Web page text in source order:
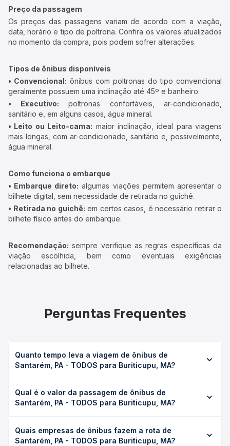
Preço da passagem
Os preços das passagens variam de acordo com a viação,
data, horário e tipo de poltrona. Confira os valores atualizados
no momento da compra, pois podem sofrer alterações.
Tipos de ônibus disponíveis
• Convencional: ônibus com poltronas do tipo convencional
geralmente possuem uma inclinação até 45º e banheiro.
• Executivo: poltronas confortáveis, ar-condicionado,
sanitário e, em alguns casos, água mineral.
• Leito ou Leito-cama: maior inclinação, ideal para viagens
mais longas, com ar-condicionado, sanitário e, possivelmente,
água mineral.
Como funciona o embarque
• Embarque direto: algumas viações permitem apresentar o
bilhete digital, sem necessidade de retirada no guichê.
• Retirada no guichê: em certos casos, é necessário retirar o
bilhete físico antes do embarque.
Recomendação: sempre verifique as regras específicas da
viação escolhida, bem como eventuais exigências
relacionadas ao bilhete.
Perguntas Frequentes
Quanto tempo leva a viagem de ônibus de
Santarém, PA - TODOS para Buriticupu, MA?
Buriticupu, MA leva em média 0 horas, podendo variar
conforme a viação, o tipo de serviço (convencional,
duração exata de cada opção na data desejada.
Qual é o valor da passagem de ônibus de
Santarém, PA - TODOS para Buriticupu, MA?
TODOS para Buriticupu, MA custa em média não
identificado e varia conforme a data da viagem, a
Quais empresas de ônibus fazem a rota de
Santarém, PA - TODOS para Buriticupu, MA?